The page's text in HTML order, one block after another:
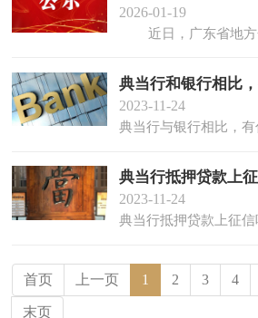
2026-01-19
典当行和银行相比
2023-11-24
2023-11-24
首页 上一页 1 2 3 4
末页